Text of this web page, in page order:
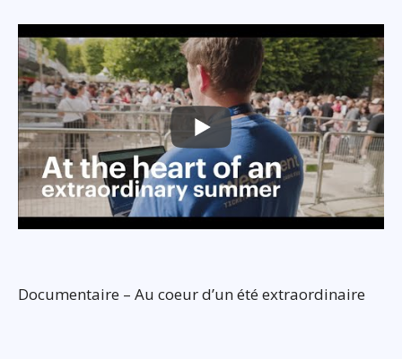
Documentaire – Au coeur d’un été extraordinaire